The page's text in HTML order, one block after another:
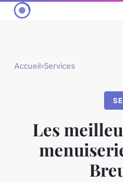
Accueil›Services
Les